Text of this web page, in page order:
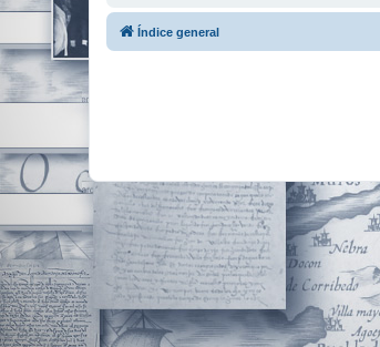
Índice general